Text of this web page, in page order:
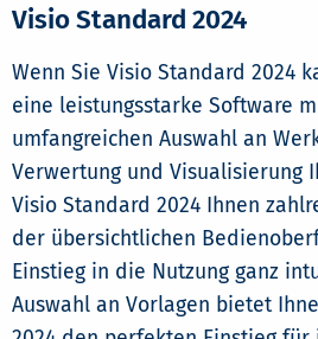
Visio Standard 2024
Wenn Sie Visio Standard 2024
eine leistungsstarke Software
umfangreichen Auswahl an
Verwertung und Visualisierung
Visio Standard 2024 Ihnen
der übersichtlichen
Einstieg in die Nutzung ganz
Auswahl an Vorlagen bietet